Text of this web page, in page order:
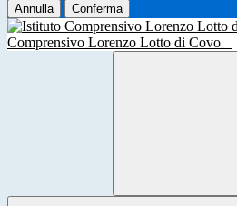
Annulla Conferma
Comprensivo Lorenzo Lotto di Covo